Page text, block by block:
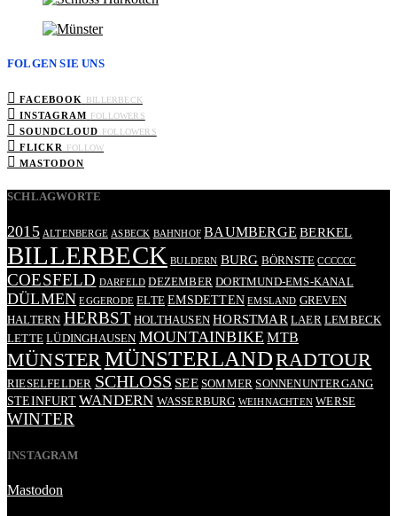
FOLGEN SIE UNS
FACEBOOK BILLERBECK
INSTAGRAM FOLLOWERS
SOUNDCLOUD FOLLOWERS
FLICKR FOLLOW
MASTODON
SCHLAGWORTE
2015 ALTENBERGE ASBECK BAHNHOF BAUMBERGE BERKEL
BILLERBECK BULDERN BURG BÖRNSTE CCCCCC
COESFELD DARFELD DEZEMBER DORTMUND-EMS-KANAL
DÜLMEN EGGERODE ELTE EMSDETTEN EMSLAND GREVEN
HALTERN HERBST HOLTHAUSEN HORSTMAR LAER LEMBECK
LETTE LÜDINGHAUSEN MOUNTAINBIKE MTB
MÜNSTERMÜNSTERLANDRADTOUR
RIESELFELDER SCHLOSS SEE SOMMER SONNENUNTERGANG
STEINFURT WANDERN WASSERBURG WEIHNACHTEN WERSE
WINTER
INSTAGRAM
Mastodon